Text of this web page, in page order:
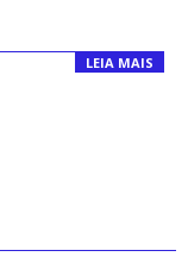
LEIA MAIS